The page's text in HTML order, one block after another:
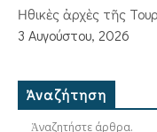
Ἠθικὲς ἀρχὲς τῆς
3 Αυγούστου, 2026
Ἀναζήτηση